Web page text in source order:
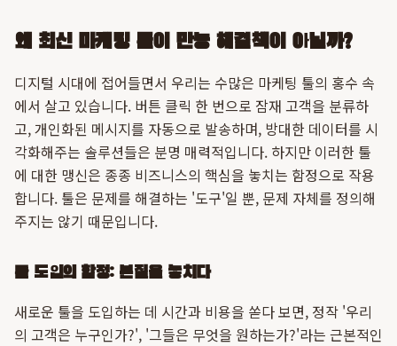
왜 최신 마케팅 툴이 만능 해결책이 아닐까?
디지털 시대에 접어들면서 우리는 수많은 마케팅 툴의 홍수 속
에서 살고 있습니다. 버튼 클릭 한 번으로 잠재 고객을 분류하
고, 개인화된 메시지를 자동으로 발송하며, 방대한 데이터를 시
각화해주는 솔루션들은 분명 매력적입니다. 하지만 이러한 툴
에 대한 맹신은 종종 비즈니스의 핵심을 놓치는 함정으로 작용
합니다. 툴은 문제를 해결하는 '도구'일 뿐, 문제 자체를 정의해
주지는 않기 때문입니다.
툴 도입의 함정: 본질을 놓치다
새로운 툴을 도입하는 데 시간과 비용을 쏟다 보면, 정작 '우리
의 고객은 누구인가?', '그들은 무엇을 원하는가?'라는 근본적인